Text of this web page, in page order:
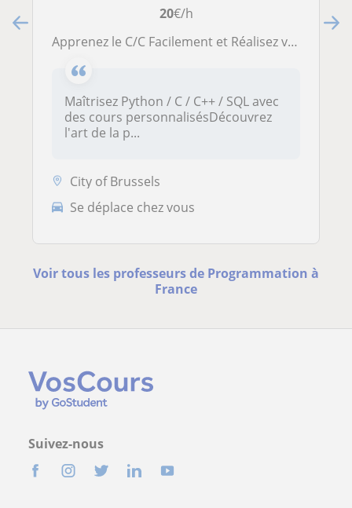
20€/h
Apprenez le C/C Facilement et Réalisez vos Premiers Projets
Maîtrisez Python / C / C++ / SQL avec
des cours personnalisésDécouvrez
l'art de la p...
City of Brussels
Se déplace chez vous
Voir tous les professeurs de Programmation à
France
Suivez-nous